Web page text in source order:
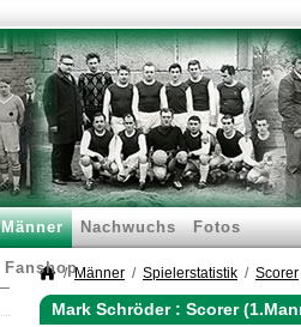
Männer Nachwuchs Fotos
FanshopMänner Spielerstatistik Scorer
Mark Schröder : Scorer